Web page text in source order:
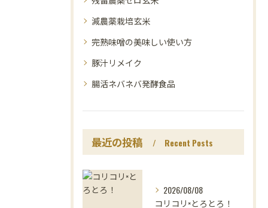
減農薬栽培玄米
完熟味噌の美味しい使い方
豚汁リメイク
腸活ネバネバ発酵食品
最近の投稿 Recent Posts
2026/08/08
コリコリ×とろとろ！